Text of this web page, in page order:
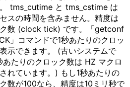
tms_cutime と tms_cstime は
スの時間を含みません。精度は
数 (clock tick) です。「getconf
」コマンドで1秒あたりのクロッ
示できます。 (古いシステムで
あたりのクロック数は HZ マクロ
れています。) もし1秒あたりの
数が100なら、精度は10ミリ秒で